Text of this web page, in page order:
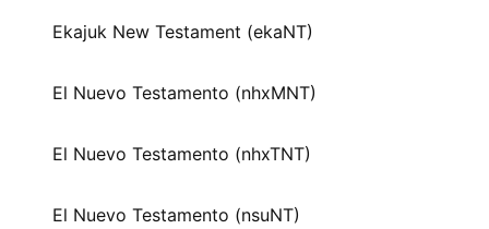
Ekajuk New Testament (ekaNT)
El Nuevo Testamento (nhxMNT)
El Nuevo Testamento (nhxTNT)
El Nuevo Testamento (nsuNT)